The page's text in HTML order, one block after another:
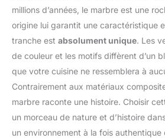
millions d’années, le marbre est une
origine lui garantit une caractéristique
tranche est absolument unique. Les
de couleur et les motifs diffèrent d’un
que votre cuisine ne ressemblera à
Contrairement aux matériaux
marbre raconte une histoire. Choisir
un morceau de nature et d’histoire
un environnement à la fois authentique